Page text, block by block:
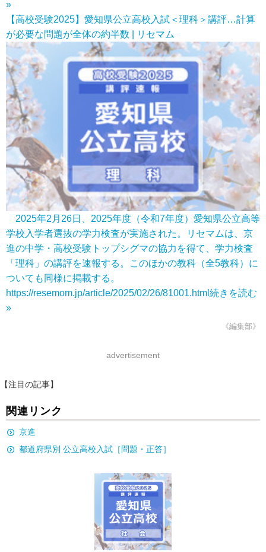
»
【高校受験2025】愛知県公立高校入試＜理科＞講評…計算
が必要な問題が全体の約半数 | リセマム
2025年2月26日、2025年度（令和7年度）愛知県公立高等
学校入学者選抜の学力検査が実施された。リセマムは、京
進の中学・高校受験トップシグマの協力を得て、学力検査
「理科」の講評を速報する。このほかの教科（全5教科）に
ついても同様に掲載する。
https://resemom.jp/article/2025/02/26/81001.html 続きを読む
»
《編集部》
advertisement
【注目の記事】
関連リンク
京進
都道府県別 公立高校入試［問題・正答］